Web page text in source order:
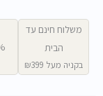
3 מ״ל סרום הזנה-
5 מ״ל קרם דאודורנט טבעי
משלוח חינם עד
הבית
בקניה מעל ₪399